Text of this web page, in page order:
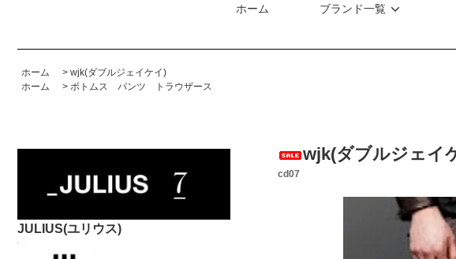
ホーム ブランド一覧
ホーム > wjk(ダブルジェイケイ)
ホーム
> ボトムス パンツ トラウザース
JULIUS(ユリウス)
wjk(ダブルジェイ
cd07